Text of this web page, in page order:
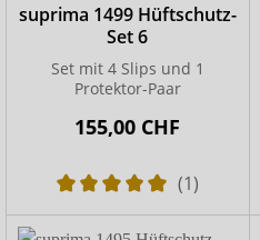
suprima 1499 Hüftschutz-
Set 6
Set mit 4 Slips und 1
Protektor-Paar
155,00 CHF
(1)